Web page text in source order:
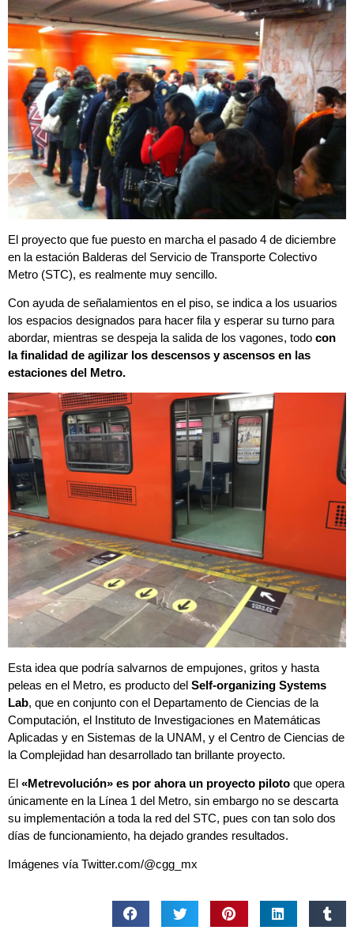
El proyecto que fue puesto en marcha el pasado 4 de diciembre
en la estación Balderas del Servicio de Transporte Colectivo
Metro (STC), es realmente muy sencillo.
Con ayuda de señalamientos en el piso, se indica a los usuarios
los espacios designados para hacer fila y esperar su turno para
abordar, mientras se despeja la salida de los vagones, todo con
la finalidad de agilizar los descensos y ascensos en las
estaciones del Metro.
Esta idea que podría salvarnos de empujones, gritos y hasta
peleas en el Metro, es producto del Self-organizing Systems
Lab, que en conjunto con el Departamento de Ciencias de la
Computación, el Instituto de Investigaciones en Matemáticas
Aplicadas y en Sistemas de la UNAM, y el Centro de Ciencias de
la Complejidad han desarrollado tan brillante proyecto.
El «Metrevolución» es por ahora un proyecto piloto que opera
únicamente en la Línea 1 del Metro, sin embargo no se descarta
su implementación a toda la red del STC, pues con tan solo dos
días de funcionamiento, ha dejado grandes resultados.
Imágenes vía Twitter.com/@cgg_mx